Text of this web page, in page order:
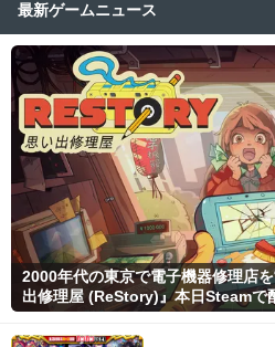
最新ゲームニュース
2000年代の東京で電子機器修理店
出修理屋 (ReStory)』本日Steamで